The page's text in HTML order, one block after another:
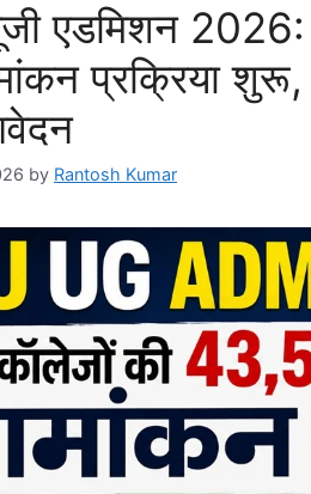
एडमिशन
प्रक्रिया
by Rantosh Kumar